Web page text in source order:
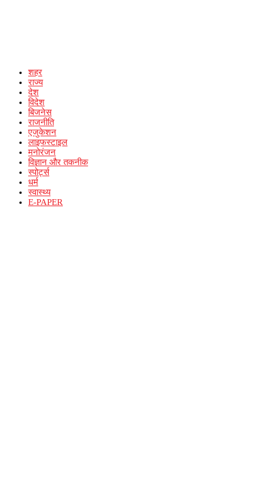
शहर
राज्य
देश
विदेश
बिजनेस
राजनीति
एजुकेशन
लाइफस्टाइल
मनोरंजन
विज्ञान और तकनीक
स्पोर्ट्स
धर्म
स्वास्थ्य
E-PAPER